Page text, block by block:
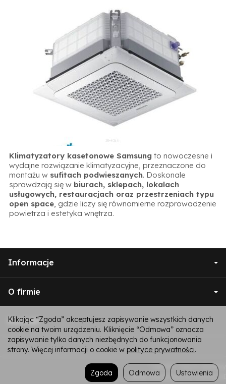
Klimatyzatory kasetonowe Samsung to nowoczesne i
wydajne rozwiązanie klimatyzacyjne, przeznaczone do
montażu w sufitach podwieszanych. Doskonale
sprawdzają się w biurach, sklepach, lokalach
usługowych, restauracjach oraz przestrzeniach typu
open space, gdzie liczy się równomierne rozprowadzenie
powietrza i estetyka wnętrza.
Informacje
O firmie
Kontakt
*) brutto +
koszty dostawy
Sklep internetowy SOTESHOP AI
Klikając “Zgoda” akceptujesz zapisywanie wszystkich danych
cookie na twoim urządzeniu. Kliknięcie “Odmowa” oznacza
zapisywanie tylko danych niezbędnych do funkcjonowania
strony. Więcej informacji o cookie w polityce prywatności.
Ustawienia
Odmowa
Zgoda